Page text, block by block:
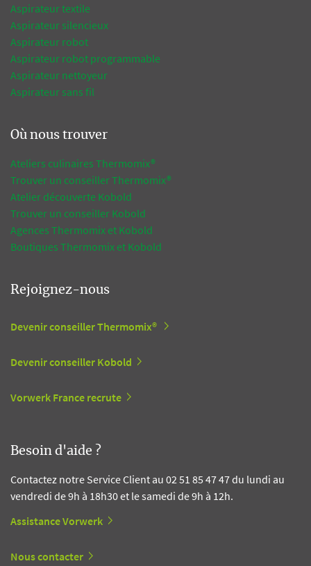
Aspirateur textile
Aspirateur silencieux
Aspirateur robot
Aspirateur robot programmable
Aspirateur nettoyeur
Aspirateur sans fil
Où nous trouver
Ateliers culinaires Thermomix®
Trouver un conseiller Thermomix®
Atelier découverte Kobold
Trouver un conseiller Kobold
Agences Thermomix et Kobold
Boutiques Thermomix et Kobold
Rejoignez-nous
Devenir conseiller Thermomix®
Devenir conseiller Kobold
Vorwerk France recrute
Besoin d'aide ?
Contactez notre Service Client au 02 51 85 47 47 du lundi au
vendredi de 9h à 18h30 et le samedi de 9h à 12h.
Assistance Vorwerk
Nous contacter